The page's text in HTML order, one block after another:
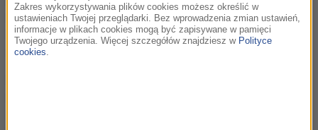
to, by poczuć się jeszcze bardziej zagubionym niż wcześniej”.
Sytuacja zmienia się, gdy poznaje kobietę, której życie jest
całkowitym przeciwieństwem jego własnego.
Zakres wykorzystywania plików cookies możesz określić w
ustawieniach Twojej przeglądarki. Bez wprowadzenia zmian ustawień,
informacje w plikach cookies mogą być zapisywane w pamięci
Twojego urządzenia. Więcej szczegółów znajdziesz w Polityce
cookies